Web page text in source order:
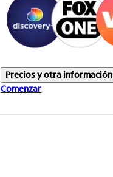
Precios y otra información
Comenzar